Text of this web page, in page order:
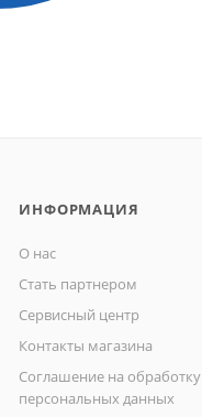
ИНФОРМАЦИЯ
О нас
Стать партнером
Сервисный центр
Контакты магазина
Соглашение на обработку
персональных данных